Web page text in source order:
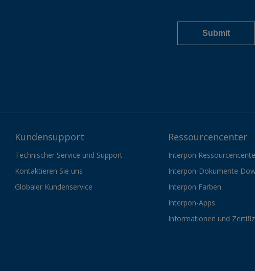
Kundensupport
Technischer Service und Support
Kontaktieren Sie uns
Globaler Kundenservice
Ressourcencenter
Interpon
Interpon-Dokumente
Interpon Farben
Interpon-Apps
Informationen und